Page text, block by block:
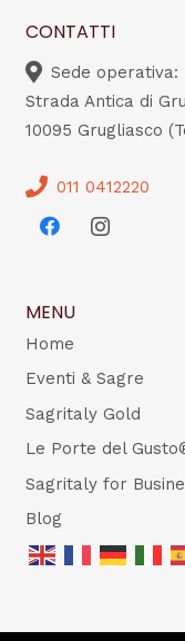
CONTATTI
Sede operativa:
Strada Antica di
10095 Grugliasco
011 0412220
MENU
Home
Eventi & Sagre
Sagritaly Gold
Le Porte del
Sagritaly for
Blog